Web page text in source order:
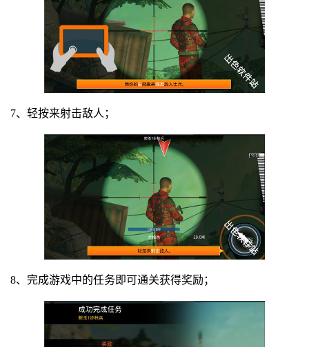
7、轻按来射击敌人；
8、完成游戏中的任务即可通关获得奖励；